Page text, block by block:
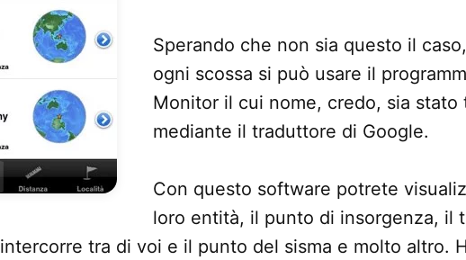
Sperando che non sia questo il
ogni scossa si può usare il
Monitor il cui nome, credo, sia
mediante il traduttore di Google.
Con questo software potrete
loro entità, il punto di insorgenza, il
intercorre tra di voi e il punto del sisma e molto altro.